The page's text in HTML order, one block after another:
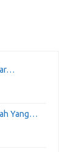
Yang…